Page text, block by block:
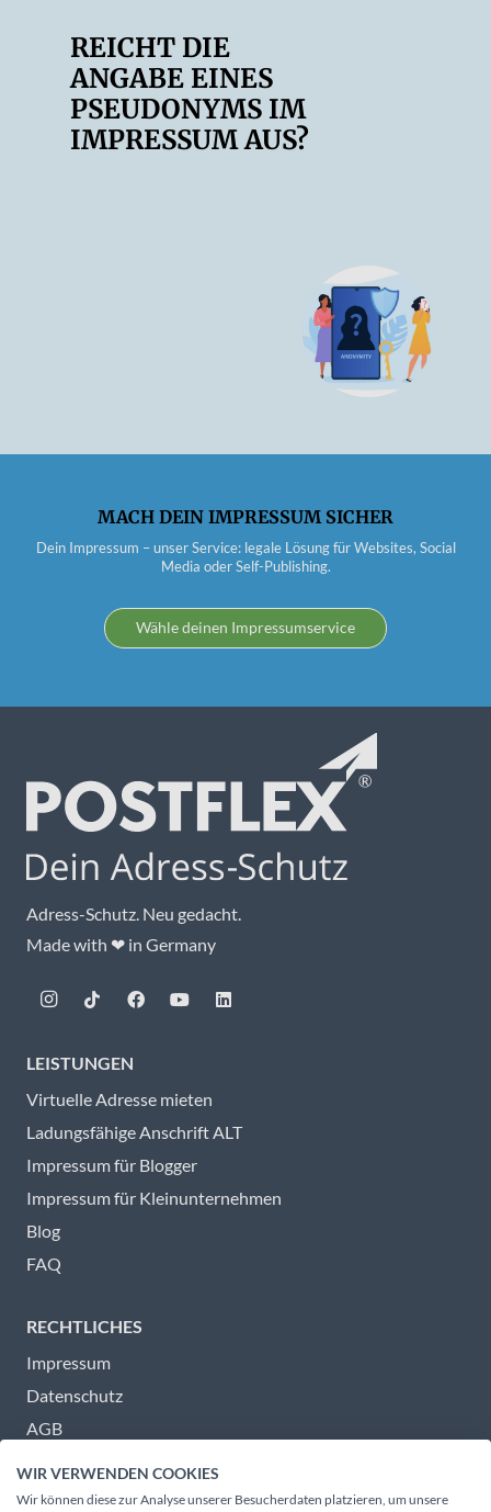
REICHT DIE
ANGABE EINES
PSEUDONYMS IM
IMPRESSUM AUS?
MACH DEIN IMPRESSUM SICHER
Dein Impressum – unser Service: legale Lösung für Websites, Social
Media oder Self-Publishing.
Wähle deinen Impressumservice
Adress-Schutz. Neu gedacht.
Made with ❤ in Germany
LEISTUNGEN
Virtuelle Adresse mieten
Ladungsfähige Anschrift ALT
Impressum für Blogger
Impressum für Kleinunternehmen
Blog
FAQ
RECHTLICHES
Impressum
Datenschutz
AGB
WIR VERWENDEN COOKIES
Wir können diese zur Analyse unserer Besucherdaten platzieren, um unsere